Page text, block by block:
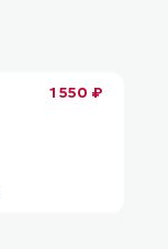
1 550 ₽